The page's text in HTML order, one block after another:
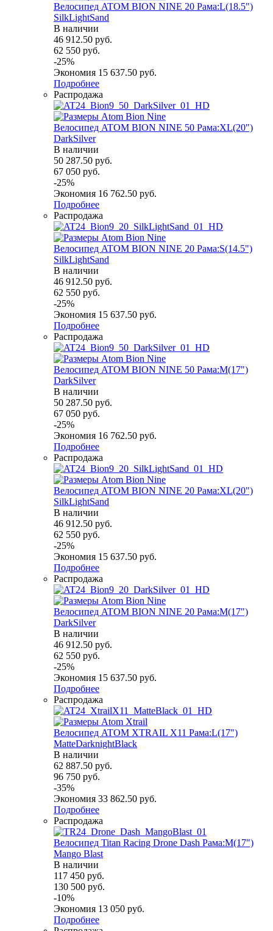
Велосипед ATOM BION NINE 20 Рама:L(18.5")
SilkLightSand
В наличии
46 912.50 руб.
62 550 руб.
-25%
Экономия 15 637.50 руб.
Подробнее
Распродажа
Велосипед ATOM BION NINE 50 Рама:XL(20")
DarkSilver
В наличии
50 287.50 руб.
67 050 руб.
-25%
Экономия 16 762.50 руб.
Подробнее
Распродажа
Велосипед ATOM BION NINE 20 Рама:S(14.5")
SilkLightSand
В наличии
46 912.50 руб.
62 550 руб.
-25%
Экономия 15 637.50 руб.
Подробнее
Распродажа
Велосипед ATOM BION NINE 50 Рама:M(17")
DarkSilver
В наличии
50 287.50 руб.
67 050 руб.
-25%
Экономия 16 762.50 руб.
Подробнее
Распродажа
Велосипед ATOM BION NINE 20 Рама:XL(20")
SilkLightSand
В наличии
46 912.50 руб.
62 550 руб.
-25%
Экономия 15 637.50 руб.
Подробнее
Распродажа
Велосипед ATOM BION NINE 20 Рама:M(17")
DarkSilver
В наличии
46 912.50 руб.
62 550 руб.
-25%
Экономия 15 637.50 руб.
Подробнее
Распродажа
Велосипед ATOM XTRAIL X11 Рама:L(17")
MatteDarknightBlack
В наличии
62 887.50 руб.
96 750 руб.
-35%
Экономия 33 862.50 руб.
Подробнее
Распродажа
Велосипед Titan Racing Drone Dash Рама:M(17")
Mango Blast
В наличии
117 450 руб.
130 500 руб.
-10%
Экономия 13 050 руб.
Подробнее